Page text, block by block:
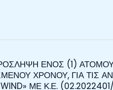
ΕΝΟΣ (1)
ΧΡΟΝΟΥ, ΓΙΑ ΤΙΣ
ΜΕ Κ.Ε.